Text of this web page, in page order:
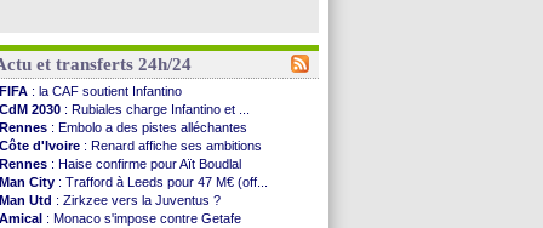
et transferts 24h/24
FIFA : la CAF soutient Infantino
CdM 2030 : Rubiales charge Infantino et ...
Rennes : Embolo a des pistes alléchantes
Côte d'Ivoire : Renard affiche ses ambitions
Rennes : Haise confirme pour Aït Boudlal
Man City : Trafford à Leeds pour 47 M€ (off...
Man Utd : Zirkzee vers la Juventus ?
Amical : Monaco s'impose contre Getafe